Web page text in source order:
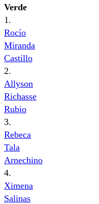
Verde
1.
Rocío
Miranda
Castillo
2.
Allyson
Richasse
Rubio
3.
Rebeca
Tala
Arnechino
4.
Ximena
Salinas